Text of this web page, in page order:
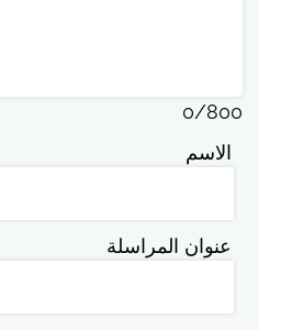
0/800
الاسم
عنوان المراسلة